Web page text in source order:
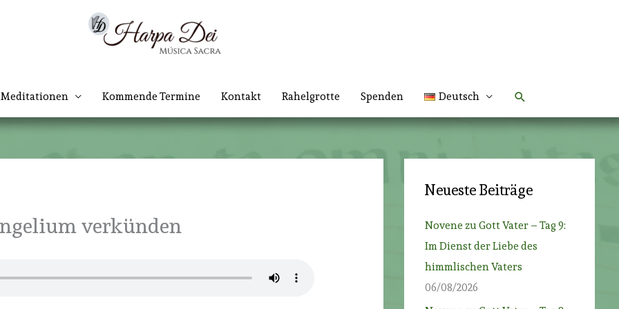
Meditationen Kommende Termine Kontakt Rahelgrotte Spenden Deutsch Suchen
verkünden
Neueste Beiträge
Novene zu Gott Vater – Tag 9:
Im Dienst der Liebe des
himmlischen Vaters
06/08/2026